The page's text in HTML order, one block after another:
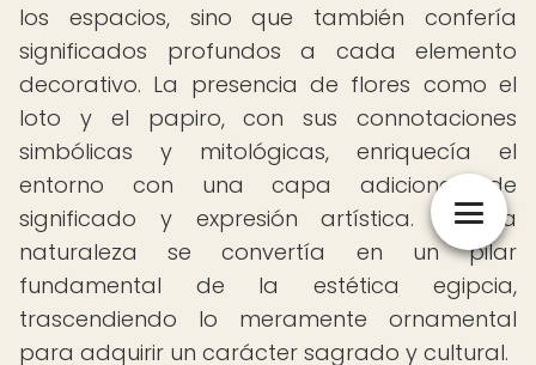
los espacios, sino que también confería
significados profundos a cada elemento
decorativo. La presencia de flores como el
loto y el papiro, con sus connotaciones
simbólicas y mitológicas, enriquecía el
entorno con una capa adicional de
significado y expresión artística. Así, la
naturaleza se convertía en un pilar
fundamental de la estética egipcia,
trascendiendo lo meramente ornamental
para adquirir un carácter sagrado y cultural.